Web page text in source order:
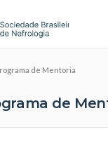
de Mentoria
de